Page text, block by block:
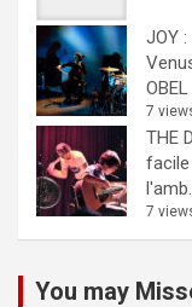
JOY
7
THE
7
You may